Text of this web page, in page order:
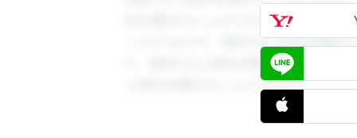
答を閲覧することができます。登録する
ことができます。登録すると回答を閲覧
す。登録すると回答を閲覧することがで
と回答を閲覧することができます。